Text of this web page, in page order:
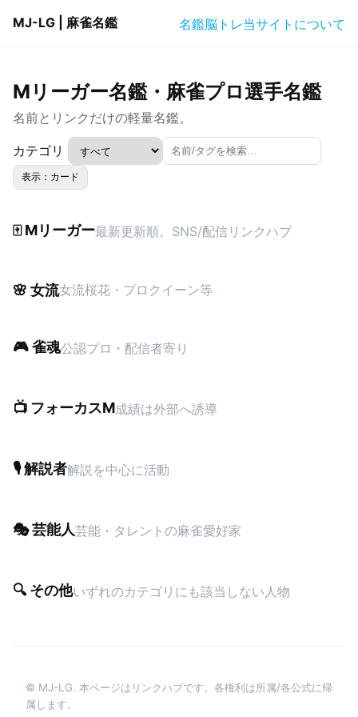
MJ-LG | 麻雀名鑑 名鑑脳トレ当サイトについて
Mリーガー名鑑・麻雀プロ選手名鑑
名前とリンクだけの軽量名鑑。
カテゴリ
表示：カード
🀄 Mリーガー最新更新順。SNS/配信リンクハブ
🌸 女流女流桜花・プロクイーン等
🎮 雀魂公認プロ・配信者寄り
📺 フォーカスM成績は外部へ誘導
🎙 解説者解説を中心に活動
🎭 芸能人芸能・タレントの麻雀愛好家
🔍 その他いずれのカテゴリにも該当しない人物
© MJ-LG. 本ページはリンクハブです。各権利は所属/各公式に帰
属します。